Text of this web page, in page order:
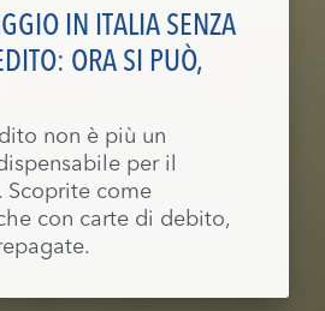
IN ITALIA SENZA
ORA SI PUÒ,
non è più un
per il
Scoprite come
con carte di debito,